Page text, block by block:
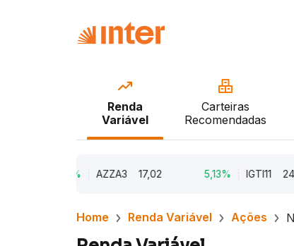
Renda
Variável
Carteiras
Recomendadas
AZZA3 17,02 5,13% IGTI11 24,70
Home Renda Variável Ações